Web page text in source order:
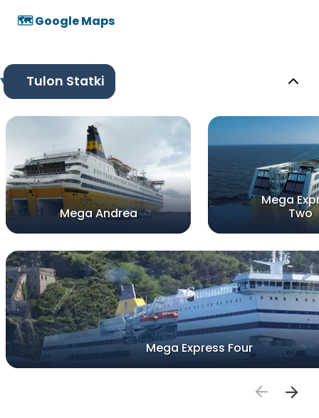
🗺️ Google Maps
Tulon Statki
Mega Andrea
Mega
Two
Mega Express Four